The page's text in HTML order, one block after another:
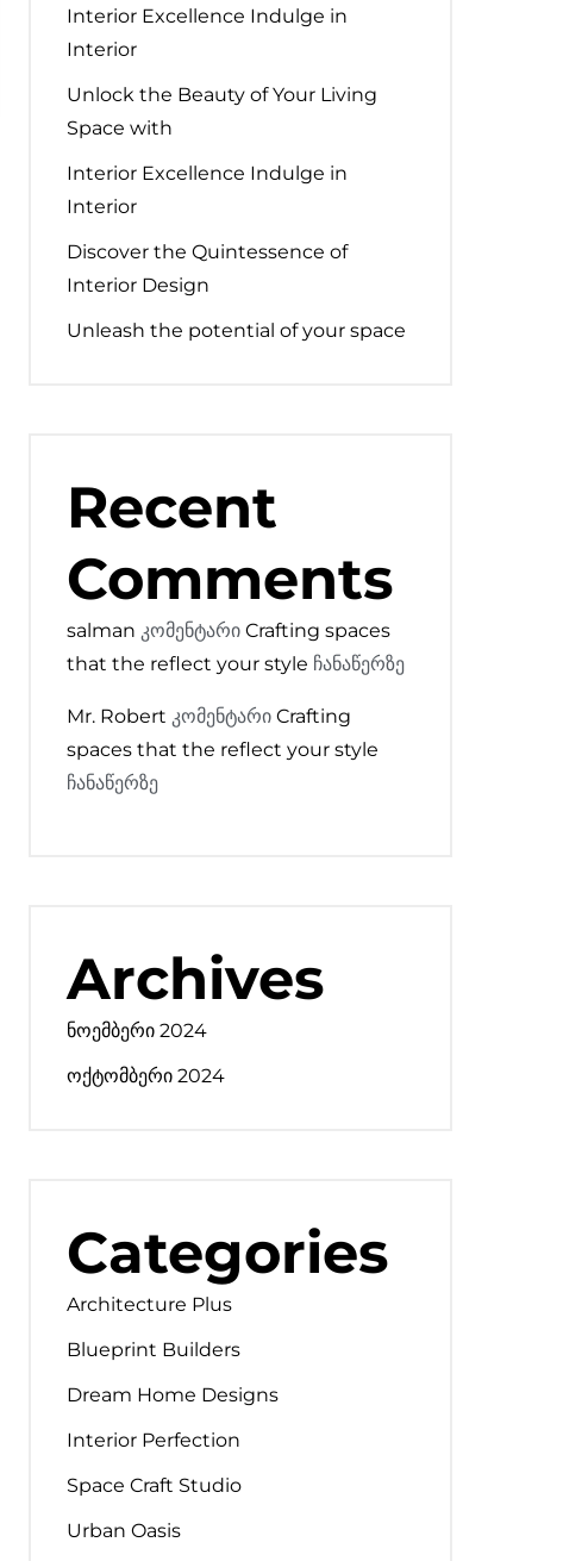
Interior Excellence Indulge in
Interior
Unlock the Beauty of Your Living
Space with
Interior Excellence Indulge in
Interior
Discover the Quintessence of
Interior Design
Unleash the potential of your space
Recent
Comments
salman კომენტარი Crafting spaces
that the reflect your style ჩანაწერზე
Mr. Robert კომენტარი Crafting
spaces that the reflect your style
ჩანაწერზე
Archives
ნოემბერი 2024
ოქტომბერი 2024
Categories
Architecture Plus
Blueprint Builders
Dream Home Designs
Interior Perfection
Space Craft Studio
Urban Oasis